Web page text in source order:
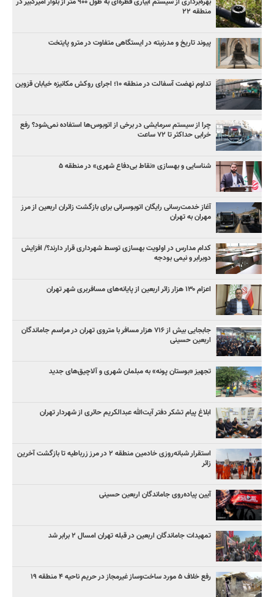
منطقه ۲۲
پیوند تاریخ و مدرنیته در ایستگاهی متفاوت در مترو پایتخت
تداوم نهضت آسفالت در منطقه ۱۰؛ اجرای روکش مکانیزه خیابان قزوین
چرا از سیستم سرمایشی در برخی از اتوبوس‌ها استفاده نمی‌شود؟ رفع
خرابی حداکثر تا ۷۲ ساعت
شناسایی و بهسازی «نقاط بی‌دفاع شهری» در منطقه ۵
آغاز خدمت‌رسانی رایگان اتوبوسرانی برای بازگشت زائران اربعین از مرز
مهران به تهران
کدام مدارس در اولویت بهسازی توسط شهرداری قرار دارند؟/ افزایش
دوبرابر و نیمی بودجه
اعزام ۱۳۰ هزار زائر اربعین از پایانه‌های مسافربری شهر تهران
جابجایی بیش از ۷۱۶ هزار مسافر با متروی تهران در مراسم جاماندگان
اربعین حسینی
تجهیز «بوستان پونه» به مبلمان شهری و آلاچیق‌های جدید
ابلاغ پیام تشکر دفتر آیت‌الله عبدالکریم حائری از شهردار تهران
استقرار شبانه‌روزی خادمین منطقه ۲ در مرز زرباطیه تا بازگشت آخرین
زائر
آیین پیاده‌روی جاماندگان اربعین حسینی
تمهیدات جاماندگان اربعین در قبله تهران امسال ۲ برابر شد
رفع خلاف ۵ مورد ساخت‌وساز غیرمجاز در حریم ناحیه ۴ منطقه ۱۹